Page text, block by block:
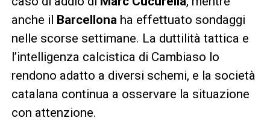
anche il
Barcellonaha effettuato sondaggi
nelle scorse settimane. La duttilità tattica e
l’intelligenza calcistica di Cambiaso lo
rendono adatto a diversi schemi, e la società
catalana continua a osservare la situazione
con attenzione.